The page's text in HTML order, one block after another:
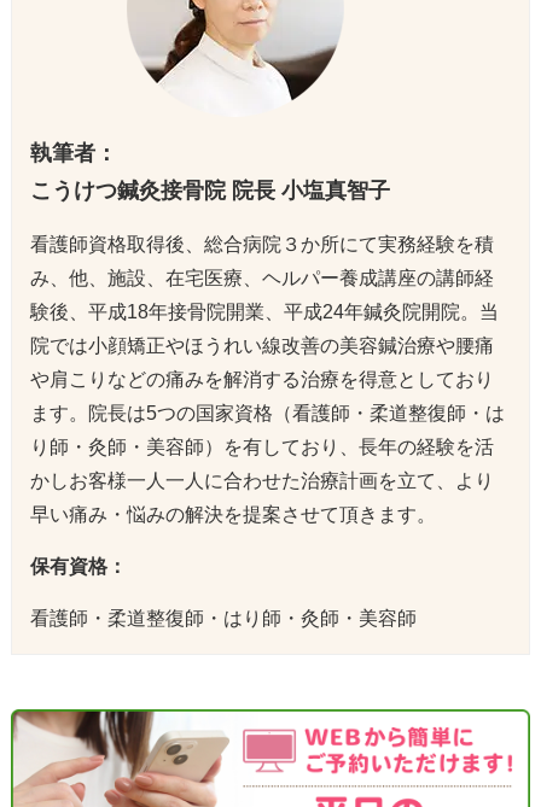
執筆者：
こうけつ鍼灸接骨院 院長 小塩真智子
看護師資格取得後、総合病院３か所にて実務経験を積
み、他、施設、在宅医療、ヘルパー養成講座の講師経
験後、平成18年接骨院開業、平成24年鍼灸院開院。当
院では小顔矯正やほうれい線改善の美容鍼治療や腰痛
や肩こりなどの痛みを解消する治療を得意としており
ます。院長は5つの国家資格（看護師・柔道整復師・は
り師・灸師・美容師）を有しており、長年の経験を活
かしお客様一人一人に合わせた治療計画を立て、より
早い痛み・悩みの解決を提案させて頂きます。
保有資格：
看護師・柔道整復師・はり師・灸師・美容師